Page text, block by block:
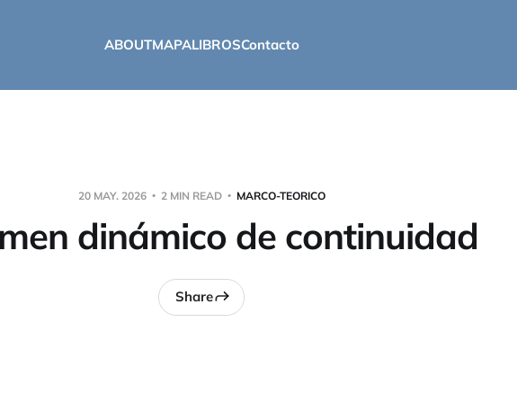
ABOUTMAPALIBROSContacto
20 MAY. 2026 2 MIN READ MARCO-TEORICO
dinámico de continuidad
Share